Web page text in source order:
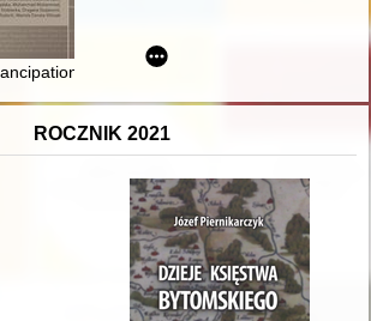
: the missed opportunities and
ROCZNIK 2021